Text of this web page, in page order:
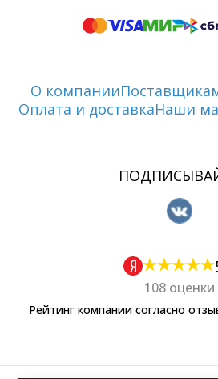
О компании
Оплата и доставкаНаши
108 оценки
Рейтинг компании согласно